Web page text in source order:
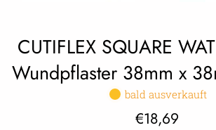
CUTIFLEX SQUARE
Wundpflaster 38mm x
bald ausverkauft
Regular
€18,69